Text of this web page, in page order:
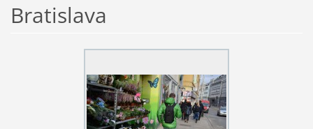
Bratislava